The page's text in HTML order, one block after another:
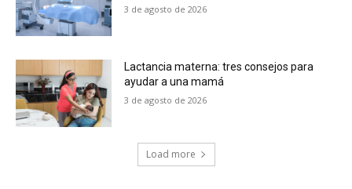
3 de agosto de 2026
Lactancia materna: tres consejos para
ayudar a una mamá
3 de agosto de 2026
Load more